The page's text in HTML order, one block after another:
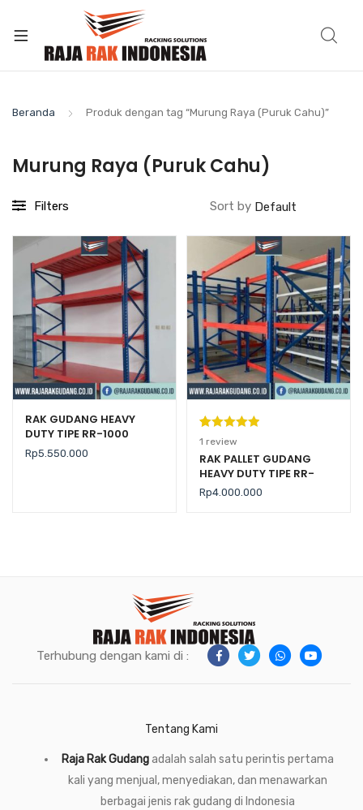
Beranda Produk dengan tag “Murung Raya (Puruk Cahu)”
Murung Raya (Puruk Cahu)
Filters Sort by
RAK GUDANG HEAVY
DUTY TIPE RR-1000
Rp5.550.000
Peringkat
5.00dari 5
berdasarka
n
1
penilaian
1 review
RAK PALLET GUDANG
HEAVY DUTY TIPE RR-
2000 KAPASITAS 2 TON /
LEVEL
Rp4.000.000
Terhubung dengan kami di :
Tentang Kami
Raja Rak Gudangadalah salah satu perintis pertama
kali yang menjual, menyediakan, dan menawarkan
berbagai jenis rak gudang di Indonesia